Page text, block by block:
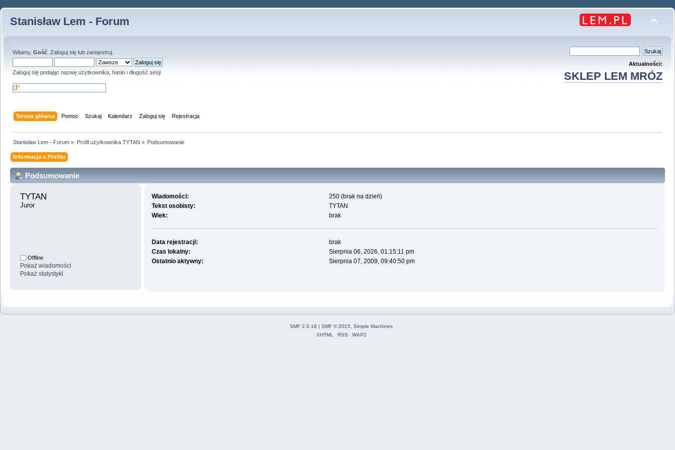
Stanisław Lem - Forum
Witamy, Gość Zaloguj się lub zarejestruj
Zaloguj się podając nazwę użytkownika, hasło i długość sesji
Aktualności:
SKLEP LEM MRÓZ
Strona główna Pomoc Szukaj Kalendarz Zaloguj się Rejestracja
Stanisław Lem - Forum » Profil użytkownika TYTAN » Podsumowanie
Informacja o Profilu
Podsumowanie
TYTAN
Juror
Offline
Pokaż wiadomości
Pokaż statystyki
Wiadomości:
250 (brak na dzień)
Tekst osobisty:
TYTAN
Wiek:
brak
Data rejestracji:
brak
Czas lokalny:
Sierpnia 06, 2026, 01:15:11 pm
Ostatnio aktywny:
Sierpnia 07, 2009, 09:40:50 pm
SMF 2.0.18 | SMF © 2015, Simple Machines
XHTML
RSS WAP2